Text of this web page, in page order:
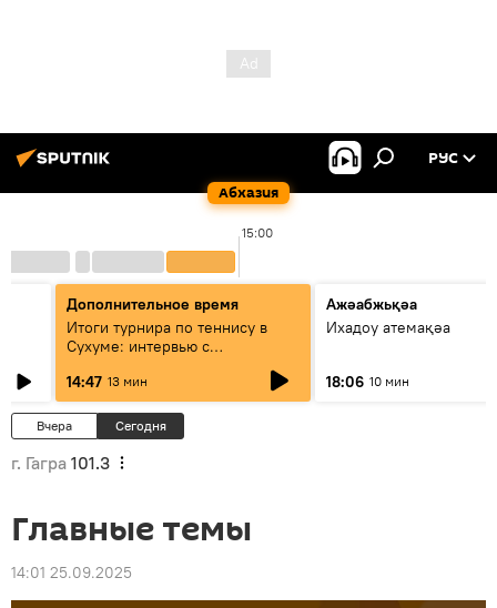
Абхазия
РУС
15:00
Дополнительное время
Итоги турнира по теннису в
Сухуме: интервью с
14:47 13 мин
Ажәабжьқәа
Ихадоу атемақәа
18:06 10 мин
Вчера Сегодня
г. Гагра 101.3
Главные темы
14:01 25.09.2025